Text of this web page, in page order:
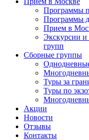
Программы
Программы
Прием в
Экскурсии и
групп
Сборные группы
Туры за
Туры по
Акции
Новости
Отзывы
Контакты